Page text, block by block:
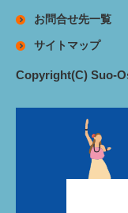
お問合せ先一覧
サイトマップ
Copyright(C) Suo-